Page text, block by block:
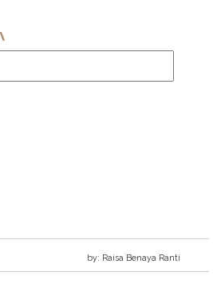
by: Raisa Benaya Ranti